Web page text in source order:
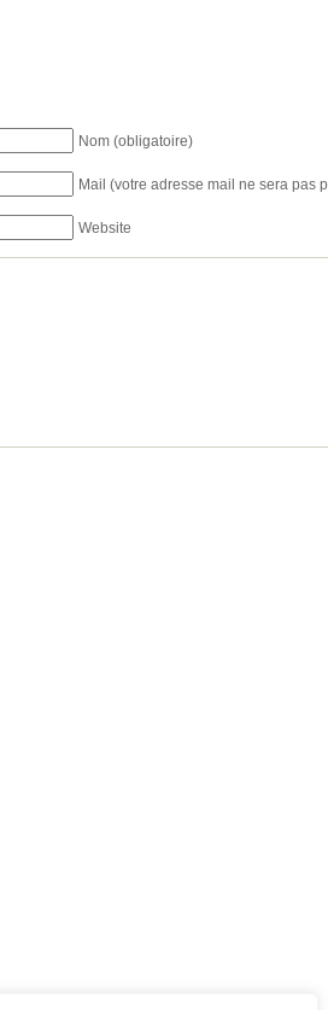
Nom (obligatoire)
Mail (votre adresse mail ne sera pas
Website